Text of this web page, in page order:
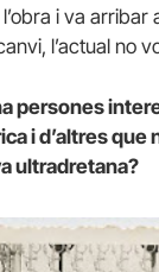
i va arribar
l’actual no
persones
i d’altres que
ultradretana?